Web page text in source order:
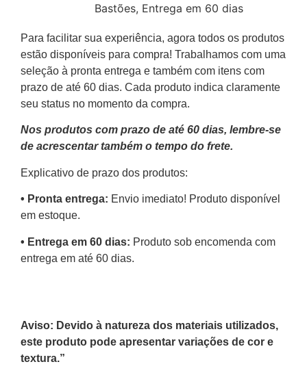
Bastões, Entrega em 60 dias
Para facilitar sua experiência, agora todos os produtos
estão disponíveis para compra! Trabalhamos com uma
seleção à pronta entrega e também com itens com
prazo de até 60 dias. Cada produto indica claramente
seu status no momento da compra.
Nos produtos com prazo de até 60 dias, lembre-se
de acrescentar também o tempo do frete.
Explicativo de prazo dos produtos:
•⁠ ⁠Pronta entrega: Envio imediato! Produto disponível
em estoque.
•⁠ Entrega em 60 dias: Produto sob encomenda com
entrega em até 60 dias.
Aviso: Devido à natureza dos materiais utilizados,
este produto pode apresentar variações de cor e
textura.”